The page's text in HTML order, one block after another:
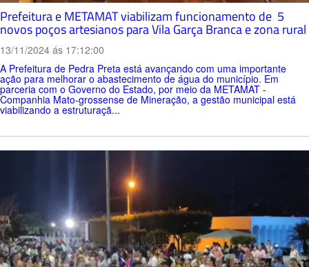
Prefeitura e METAMAT viabilizam funcionamento de 5
novos poços artesianos para Vila Garça Branca e zona rural
13/11/2024 ás 17:12:00
A Prefeitura de Pedra Preta está avançando com uma importante
ação para melhorar o abastecimento de água do município. Em
parceria com o Governo do Estado, por meio da METAMAT -
Companhia Mato-grossense de Mineração, a gestão municipal está
viabilizando a estruturaçã...